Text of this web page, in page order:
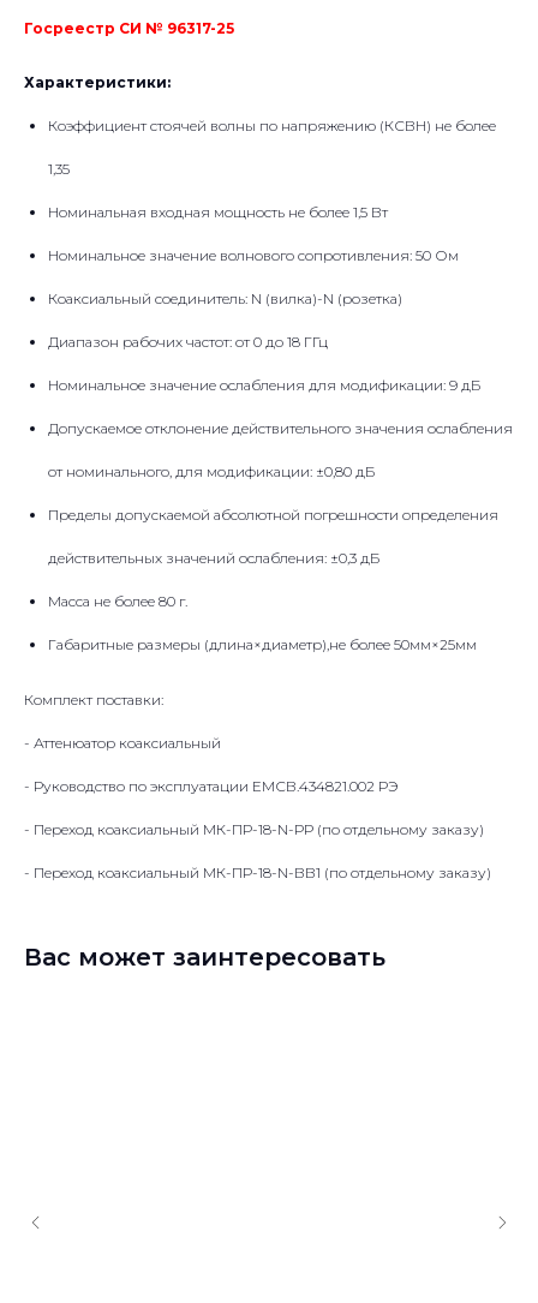
Госреестр СИ № 96317-25
Характеристики:
Коэффициент стоячей волны по напряжению (КСВН) не более
1,35
Номинальная входная мощность не более 1,5 Вт
Номинальное значение волнового сопротивления: 50 Ом
Коаксиальный соединитель: N (вилка)-N (розетка)
Диапазон рабочих частот: от 0 до 18 ГГц
Номинальное значение ослабления для модификации: 9 дБ
Допускаемое отклонение действительного значения ослабления
от номинального, для модификации: ±0,80 дБ
Пределы допускаемой абсолютной погрешности определения
действительных значений ослабления: ±0,3 дБ
Масса не более 80 г.
Габаритные размеры (длина×диаметр),не более 50мм×25мм
Комплект поставки:
- Аттенюатор коаксиальный
- Руководство по эксплуатации ЕМСВ.434821.002 РЭ
- Переход коаксиальный МК-ПР-18-N-РР (по отдельному заказу)
- Переход коаксиальный МК-ПР-18-N-ВВ1 (по отдельному заказу)
Вас может заинтересовать